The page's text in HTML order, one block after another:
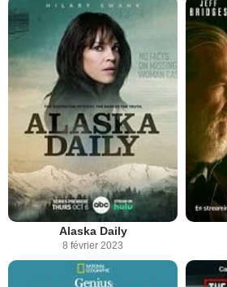
Alaska Daily
8 février 2023